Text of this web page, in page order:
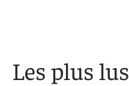
Les plus lus